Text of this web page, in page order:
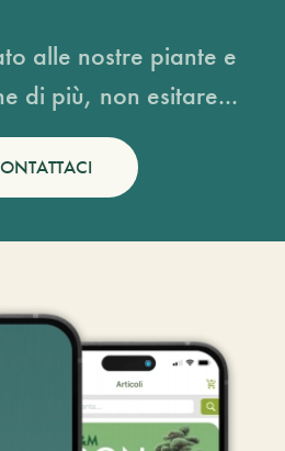
alle nostre piante e
di più, non esitare...